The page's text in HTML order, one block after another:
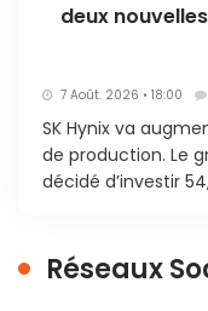
deux
7 Août. 2026 • 18:00
SK Hynix va
de production. Le
décidé d’investir
Réseaux